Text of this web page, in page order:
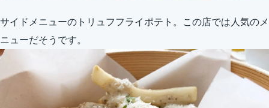
サイドメニューのトリュフフライポテト。この店では人気のメ
ニューだそうです。